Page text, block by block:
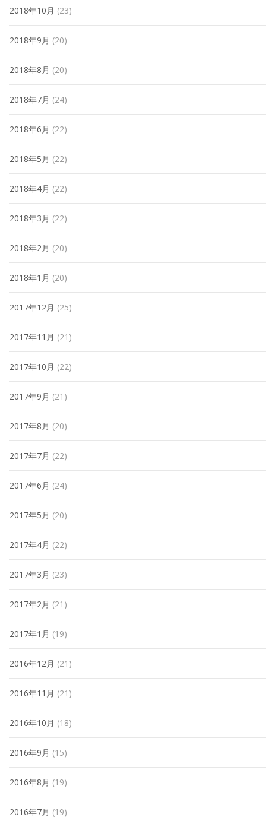
2018年10月 (23)
2018年9月 (20)
2018年8月 (20)
2018年7月 (24)
2018年6月 (22)
2018年5月 (22)
2018年4月 (22)
2018年3月 (22)
2018年2月 (20)
2018年1月 (20)
2017年12月 (25)
2017年11月 (21)
2017年10月 (22)
2017年9月 (21)
2017年8月 (20)
2017年7月 (22)
2017年6月 (24)
2017年5月 (20)
2017年4月 (22)
2017年3月 (23)
2017年2月 (21)
2017年1月 (19)
2016年12月 (21)
2016年11月 (21)
2016年10月 (18)
2016年9月 (15)
2016年8月 (19)
2016年7月 (19)